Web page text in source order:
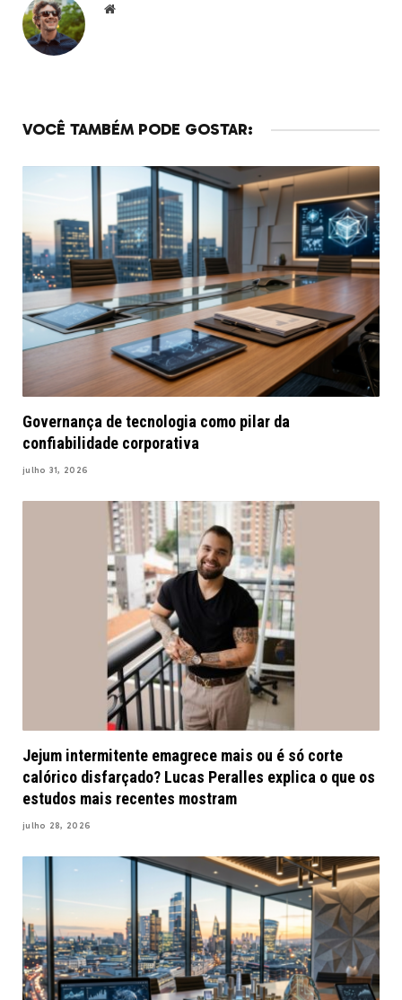
Website
VOCÊ TAMBÉM PODE GOSTAR:
Governança de tecnologia como pilar da
confiabilidade corporativa
julho 31, 2026
Jejum intermitente emagrece mais ou é só corte
calórico disfarçado? Lucas Peralles explica o que os
estudos mais recentes mostram
julho 28, 2026